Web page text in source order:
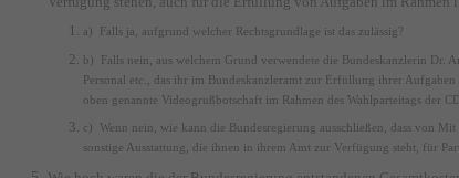
a) Falls ja, aufgrund welcher Rechtsgrundlage ist das zulässig?
b) Falls nein, aus welchem Grund verwendete die Bundeskanzlerin Dr.
Personal etc., das ihr im Bundeskanzleramt zur Erfüllung ihrer
oben genannte Videogrußbotschaft im Rahmen des Wahlparteitags der
c) Wenn nein, wie kann die Bundesregierung ausschließen, dass von
sonstige Ausstattung, die ihnen in ihrem Amt zur Verfügung steht, für